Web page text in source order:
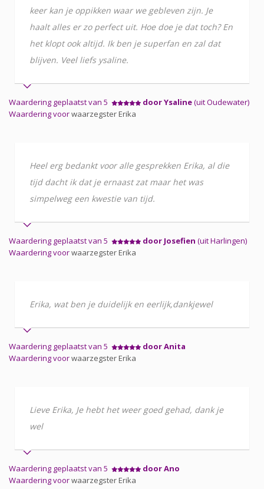
keer kan je oppikken waar we gebleven zijn. Je
haalt alles er zo perfect uit. Hoe doe je dat toch? En
het klopt ook altijd. Ik ben je superfan en zal dat
blijven. Veel liefs ysaline.
Waardering geplaatst van 5 door Ysaline(uit Oudewater)
Waardering voorwaarzegster Erika
Heel erg bedankt voor alle gesprekken Erika, al die
tijd dacht ik dat je ernaast zat maar het was
simpelweg een kwestie van tijd.
Waardering geplaatst van 5 door Josefien (uit Harlingen)
Waardering voorwaarzegster Erika
Erika, wat ben je duidelijk en eerlijk,dankjewel
Waardering geplaatst van 5
door Anita
Waardering voorwaarzegster Erika
Lieve Erika, Je hebt het weer goed gehad, dank je
wel
Waardering geplaatst van 5
door Ano
Waardering voorwaarzegster Erika